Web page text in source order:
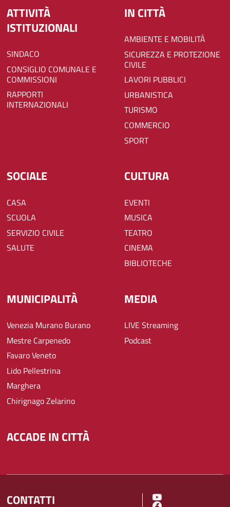
ATTIVITÀ
ISTITUZIONALI
SINDACO
CONSIGLIO COMUNALE E
COMMISSIONI
RAPPORTI
INTERNAZIONALI
IN CITTÀ
AMBIENTE E MOBILITÀ
SICUREZZA E PROTEZIONE
CIVILE
LAVORI PUBBLICI
URBANISTICA
TURISMO
COMMERCIO
SPORT
SOCIALE
CASA
SCUOLA
SERVIZIO CIVILE
SALUTE
CULTURA
EVENTI
MUSICA
TEATRO
CINEMA
BIBLIOTECHE
MUNICIPALITÀ
Venezia Murano Burano
Mestre Carpenedo
Favaro Veneto
Lido Pellestrina
Marghera
Chirignago Zelarino
MEDIA
LIVE Streaming
Podcast
ACCADE IN CITTÀ
CONTATTI SOCIAL MENU